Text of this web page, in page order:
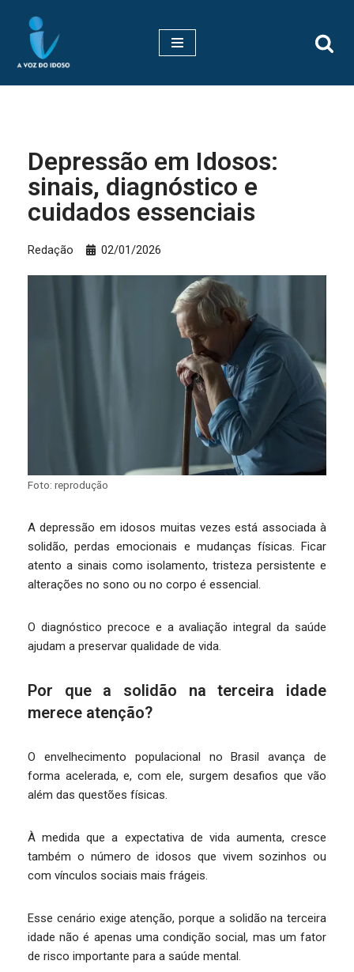
Pular
para
Depressão em Idosos:
sinais, diagnóstico e
cuidados essenciais
Redação 02/01/2026
Foto: reprodução
A depressão em idosos muitas vezes está associada à
solidão, perdas emocionais e mudanças físicas. Ficar
atento a sinais como isolamento, tristeza persistente e
alterações no sono ou no corpo é essencial.
O diagnóstico precoce e a avaliação integral da saúde
ajudam a preservar qualidade de vida.
Por que a solidão na terceira idade
merece atenção?
O envelhecimento populacional no Brasil avança de
forma acelerada, e, com ele, surgem desafios que vão
além das questões físicas.
À medida que a expectativa de vida aumenta, cresce
também o número de idosos que vivem sozinhos ou
com vínculos sociais mais frágeis.
Esse cenário exige atenção, porque a solidão na terceira
idade não é apenas uma condição social, mas um fator
de risco importante para a saúde mental.